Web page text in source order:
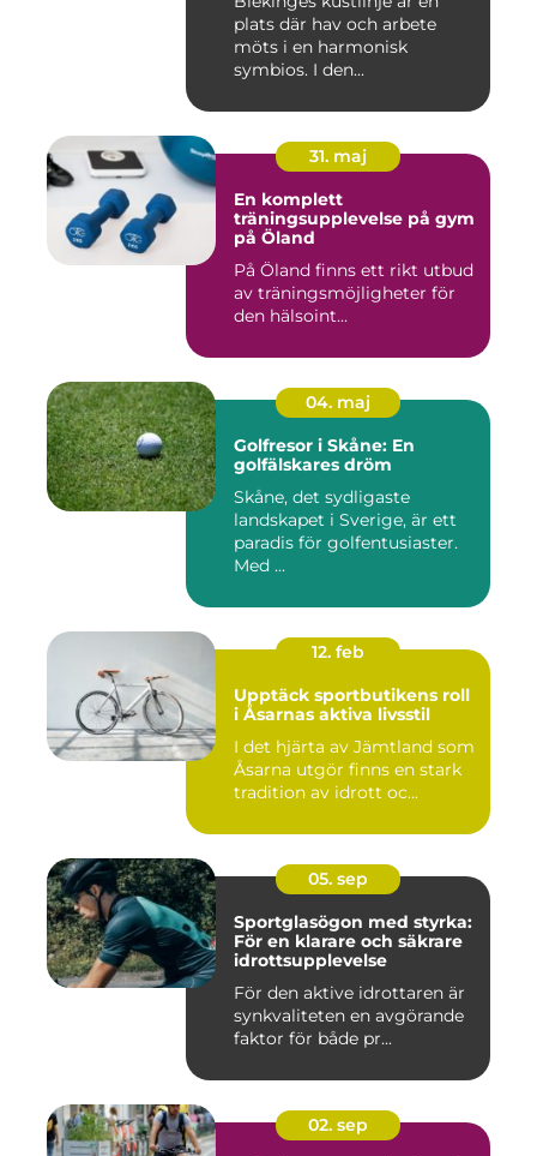
plats där hav och arbete
möts i en harmonisk
symbios. I den...
31. maj
En komplett
träningsupplevelse på gym
på Öland
På Öland finns ett rikt utbud
av träningsmöjligheter för
den hälsoint...
04. maj
Golfresor i Skåne: En
golfälskares dröm
Skåne, det sydligaste
landskapet i Sverige, är ett
paradis för golfentusiaster.
Med ...
12. feb
Upptäck sportbutikens roll
i Åsarnas aktiva livsstil
I det hjärta av Jämtland som
Åsarna utgör finns en stark
tradition av idrott oc...
05. sep
Sportglasögon med styrka:
För en klarare och säkrare
idrottsupplevelse
För den aktive idrottaren är
synkvaliteten en avgörande
faktor för både pr...
02. sep